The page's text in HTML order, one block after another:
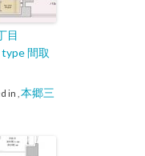
目
間取
in 本郷三